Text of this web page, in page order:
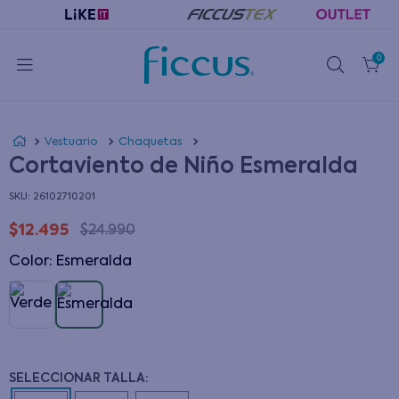
0
Vestuario Chaquetas
Cortaviento de Niño Esmeralda
: 26102710201
$12.495 $24.990
Color: esmeralda